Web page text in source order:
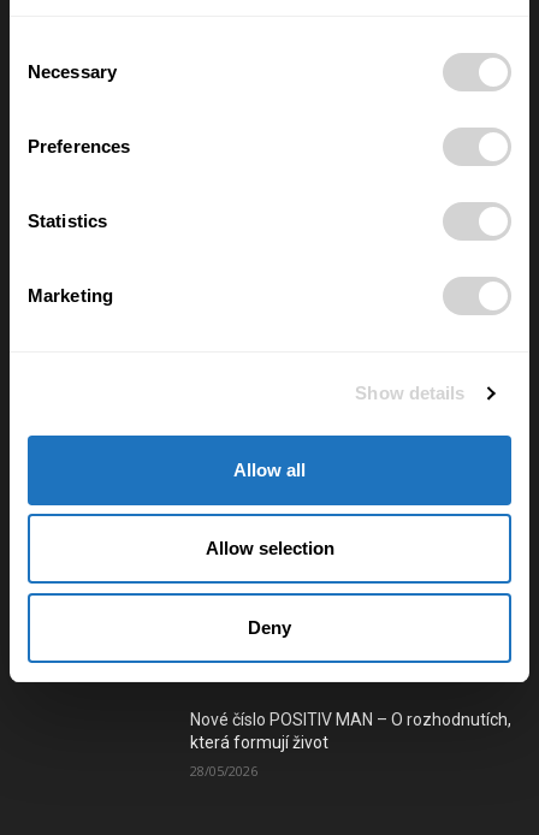
Selection
Necessary
Preferences
Statistics
Marketing
Show details
Allow all
Allow selection
Deny
FYZIOporadna: Jak posilovat břicho a
nezničit si záda? Pozor na sklapovačky
zásuvce si lidé ověří, kolik zbytečně
Ostravsku a Karvinsku
Číst e-verzi magazínu
Nové číslo POSITIV MAN – O rozhodnutích,
která formují život
28/05/2026